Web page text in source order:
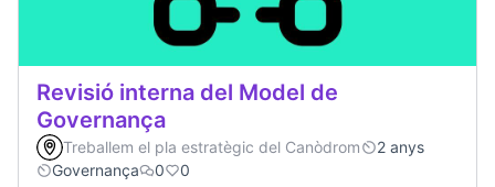
Revisió interna del Model de
Governança
Treballem el pla estratègic del Canòdrom
2 anys
Governança
0 0